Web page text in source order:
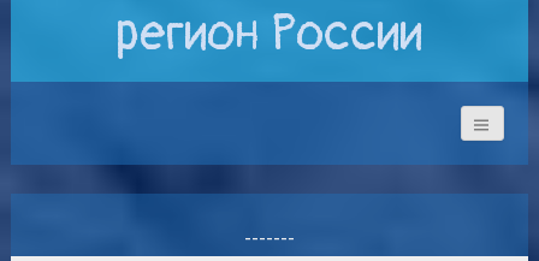
регион России
-------